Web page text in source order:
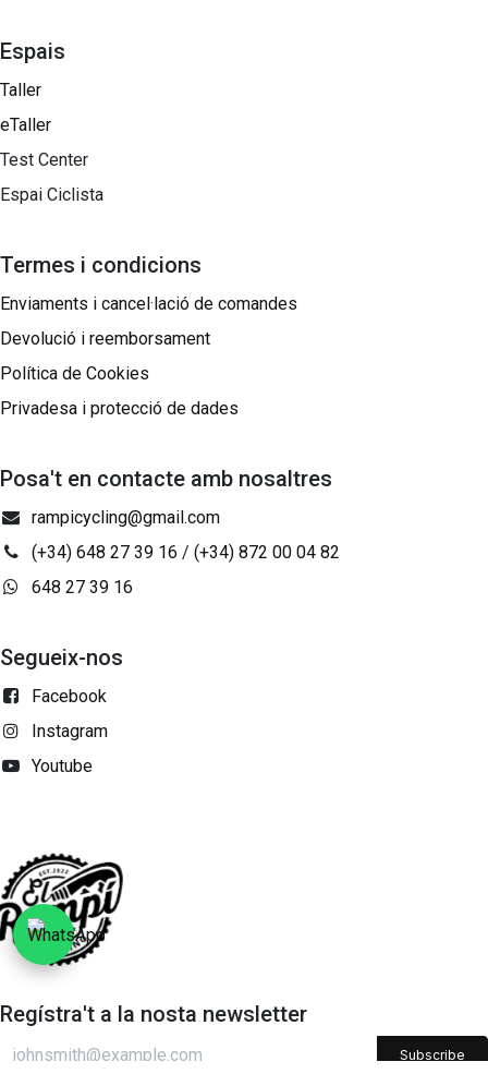
Espais
Taller
eTaller
Test Center
Espai Ciclista
Termes i condicions
Enviaments i cancel·lació de comandes
Devolució i reemborsament
Política de Cookies
Privadesa i protecció de dades
Posa't en contacte amb nosaltres
rampicycling@gmail.com
(+34) 648 27 39 16 / (+34) 872 00 04 82
648 27 39 16
Segueix-nos
Facebook
Instagram
Youtube
Regístra't a la nosta newsletter
Subscribe